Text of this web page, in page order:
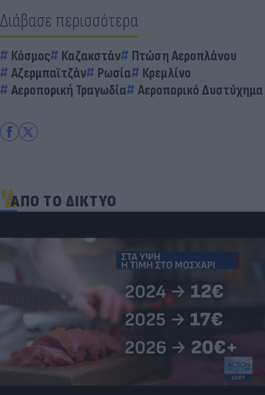
Διάβασε περισσότερα
Κόσμος Καζακστάν
Πτώση Αεροπλάνου
Αζερμπαϊτζάν
Ρωσία
Κρεμλίνο
Αεροπορική Τραγωδία
Αεροπορικό Δυστύχημα
ΑΠΟ ΤΟ ΔΙΚΤΥΟ